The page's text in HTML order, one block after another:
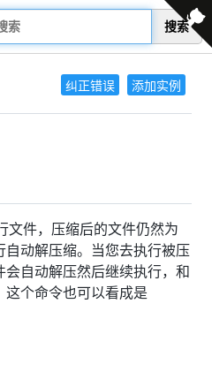
搜索
纠正错误 添加实例
文件，压缩后的文件仍然为
动解压缩。当您去执行被压
自动解压然后继续执行，和
个命令也可以看成是